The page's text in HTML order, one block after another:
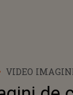
VIDEO
WOW! THEO